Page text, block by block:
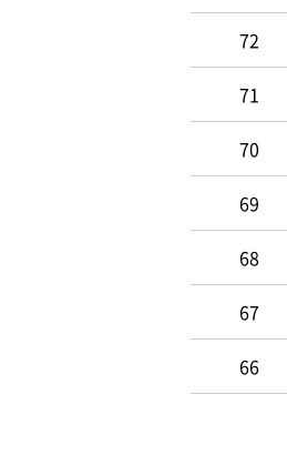
72
71
70
69
68
67
66